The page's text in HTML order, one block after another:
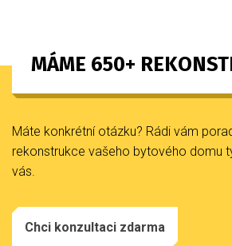
MÁME 650+
Máte konkrétní otázku? Rádi vám
rekonstrukce vašeho bytového domu
vás.
Chci konzultaci zdarma